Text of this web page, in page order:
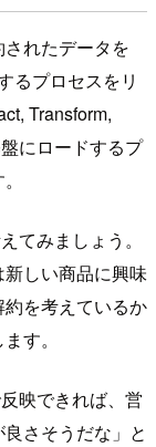
れたデータを
るプロセスをリ
Transform,
にロードするプ
てみましょう。
しい商品に興味
を考えているか
す。
映できれば、営
さそうだな」と